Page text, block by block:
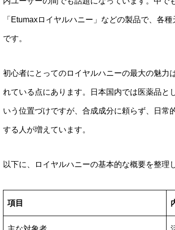
「Etumaxロイヤルハニー」などの製品で、各
です。
初心者にとってのロイヤルハニーの最大の魅力
れている点にあります。日本国内では医薬品と
いう位置づけですが、合成成分に頼らず、日常
する人が増えています。
以下に、ロイヤルハニーの基本的な概要を整理
項目